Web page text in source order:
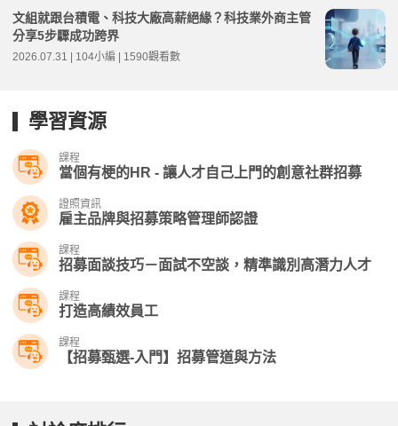
文組就跟台積電、科技大廠高薪絕緣？科技業外商主管
分享5步驟成功跨界
2026.07.31 | 104小編 | 1590觀看數
學習資源
課程
當個有梗的HR - 讓人才自己上門的創意社群招募
證照資訊
雇主品牌與招募策略管理師認證
課程
招募面談技巧－面試不空談，精準識別高潛力人才
課程
打造高績效員工
課程
【招募甄選-入門】招募管道與方法